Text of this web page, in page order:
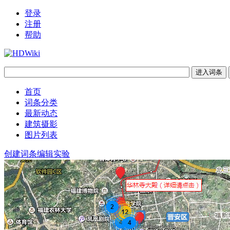
登录
注册
帮助
首页
词条分类
最新动态
建筑摄影
图片列表
创建词条编辑实验